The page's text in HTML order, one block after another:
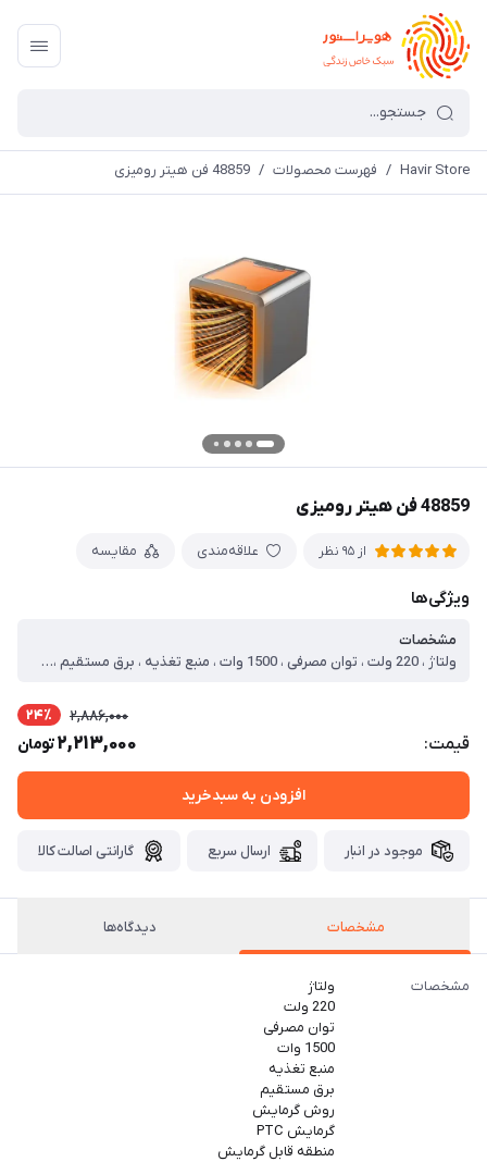
Havir Store
/ فهرست محصولات / 48859 فن هیتر رومیزی
48859 فن هیتر رومیزی
از 95 نظر علاقه‌مندی مقایسه
ویژگی‌ها
مشخصات
ولتاژ ، 220 ولت ، توان مصرفی ، 1500 وات ، منبع تغذیه ، برق مستقیم ، روش گرمایش ، گرمایش PTC ، منطقه قابل گرمایش ، حدود 20-30 مترمربع ، قابلیت حمل آسان ، صرفه‌جویی در انرژی ، عملکرد بی‌صدا و ایمن ، دارای 3 درجه پرتاب باد ، دارای چراغ شب خوابی و فانتزی ، محافظت در برابر گرمای بیش از حد ، مناسب برای خانه، محل کار، سفر و ... ، بدنه ساخته شده از مواد PP مقاوم در برابر شعله
قیمت:
2,886,000 24٪
2,213,000تومان
افزودن به سبدخرید
موجود در انبار ارسال سریع گارانتی اصالت کالا
مشخصات دیدگاه‌ها
مشخصات
ولتاژ
220 ولت
توان مصرفی
1500 وات
منبع تغذیه
برق مستقیم
روش گرمایش
گرمایش PTC
منطقه قابل گرمایش